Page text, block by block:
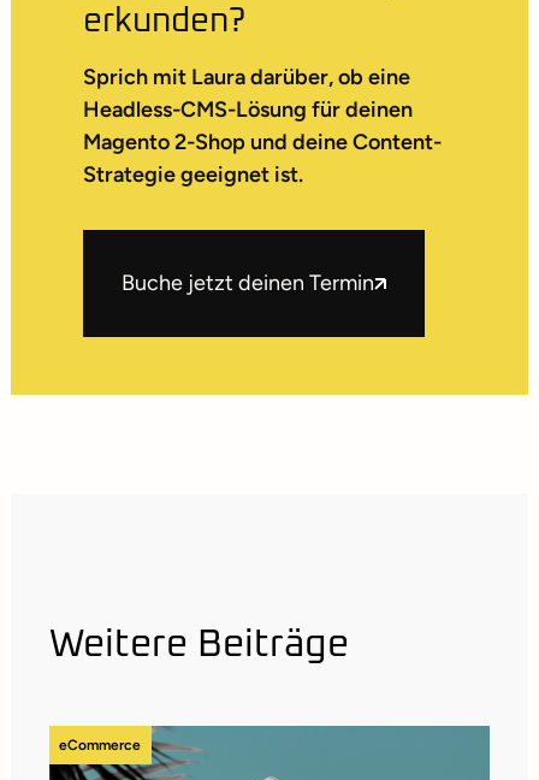
erkunden?
Sprich mit Laura darüber, ob eine
Headless-CMS-Lösung für deinen
Magento 2-Shop und deine Content-
Strategie geeignet ist.
Buche jetzt deinen Termin
Weitere Beiträge
eCommerce